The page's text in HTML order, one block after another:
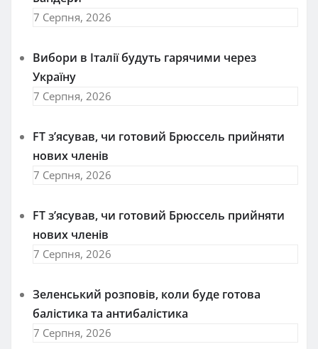
7 Серпня, 2026
Вибори в Італії будуть гарячими через
Україну
7 Серпня, 2026
FT зʼясував, чи готовий Брюссель прийняти
нових членів
7 Серпня, 2026
FT зʼясував, чи готовий Брюссель прийняти
нових членів
7 Серпня, 2026
Зеленський розповів, коли буде готова
балістика та антибалістика
7 Серпня, 2026